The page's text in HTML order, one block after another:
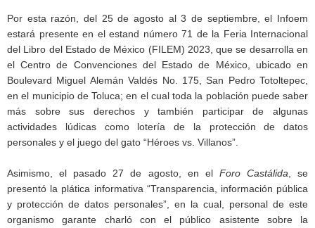
Por esta razón, del 25 de agosto al 3 de septiembre, el Infoem
estará presente en el estand número 71 de la Feria Internacional
del Libro del Estado de México (FILEM) 2023, que se desarrolla en
el Centro de Convenciones del Estado de México, ubicado en
Boulevard Miguel Alemán Valdés No. 175, San Pedro Totoltepec,
en el municipio de Toluca; en el cual toda la población puede saber
más sobre sus derechos y también participar de algunas
actividades lúdicas como lotería de la protección de datos
personales y el juego del gato “Héroes vs. Villanos”.
Asimismo, el pasado 27 de agosto, en el Foro Castálida , se
presentó la plática informativa “Transparencia, información pública
y protección de datos personales”, en la cual, personal de este
organismo garante charló con el público asistente sobre la